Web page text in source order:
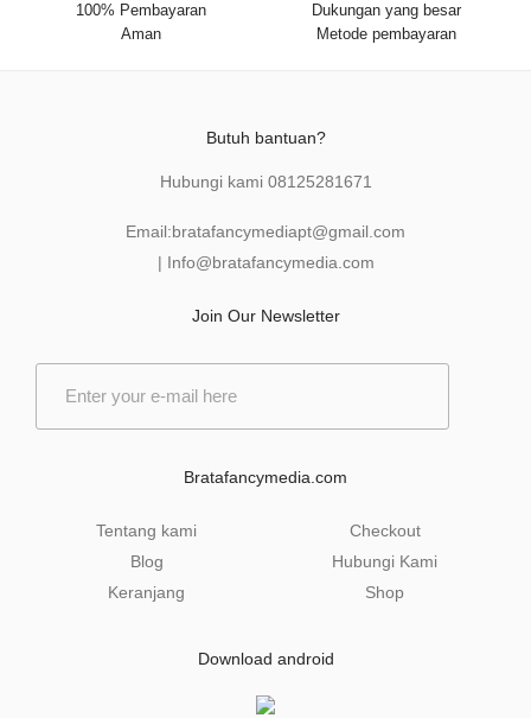
100% Pembayaran
Aman
Dukungan yang besar
Metode pembayaran
Butuh bantuan?
Hubungi kami 08125281671
Email:bratafancymediapt@gmail.com
| Info@bratafancymedia.com
Join Our Newsletter
Bratafancymedia.com
Tentang kami
Blog
Keranjang
Checkout
Hubungi Kami
Shop
Download android